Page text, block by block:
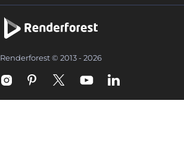
Renderforest © 2013 - 2026